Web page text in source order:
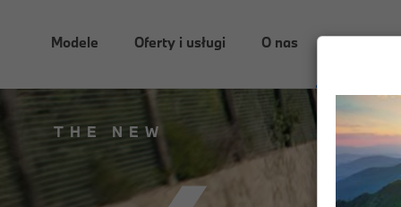
Modele Oferty i usługi O nas
THE NEW